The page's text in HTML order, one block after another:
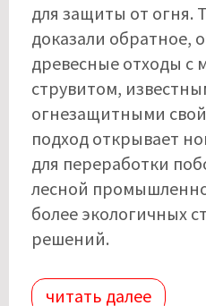
для защиты от огня.
доказали обратное,
древесные отходы с
струвитом,
огнезащитными
подход открывает
для переработки
лесной
более экологичных
решений.
читать далее